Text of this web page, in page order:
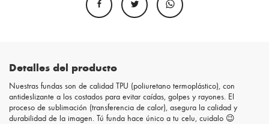
Detalles del producto
Nuestras fundas son de calidad TPU (poliuretano termoplástico), con
antideslizante a los costados para evitar caídas, golpes y rayones. El
proceso de sublimación (transferencia de calor), asegura la calidad y
durabilidad de la imagen. Tú funda hace único a tu celu, cuidalo 😉